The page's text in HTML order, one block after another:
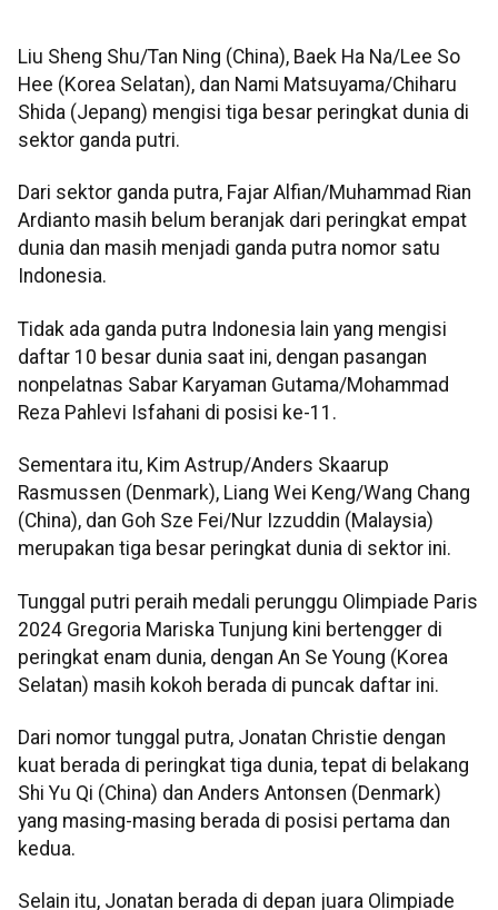
Liu Sheng Shu/Tan Ning (China), Baek Ha Na/Lee So
Hee (Korea Selatan), dan Nami Matsuyama/Chiharu
Shida (Jepang) mengisi tiga besar peringkat dunia di
sektor ganda putri.
Dari sektor ganda putra, Fajar Alfian/Muhammad Rian
Ardianto masih belum beranjak dari peringkat empat
dunia dan masih menjadi ganda putra nomor satu
Indonesia.
Tidak ada ganda putra Indonesia lain yang mengisi
daftar 10 besar dunia saat ini, dengan pasangan
nonpelatnas Sabar Karyaman Gutama/Mohammad
Reza Pahlevi Isfahani di posisi ke-11.
Sementara itu, Kim Astrup/Anders Skaarup
Rasmussen (Denmark), Liang Wei Keng/Wang Chang
(China), dan Goh Sze Fei/Nur Izzuddin (Malaysia)
merupakan tiga besar peringkat dunia di sektor ini.
Tunggal putri peraih medali perunggu Olimpiade Paris
2024 Gregoria Mariska Tunjung kini bertengger di
peringkat enam dunia, dengan An Se Young (Korea
Selatan) masih kokoh berada di puncak daftar ini.
Dari nomor tunggal putra, Jonatan Christie dengan
kuat berada di peringkat tiga dunia, tepat di belakang
Shi Yu Qi (China) dan Anders Antonsen (Denmark)
yang masing-masing berada di posisi pertama dan
kedua.
Selain itu, Jonatan berada di depan juara Olimpiade